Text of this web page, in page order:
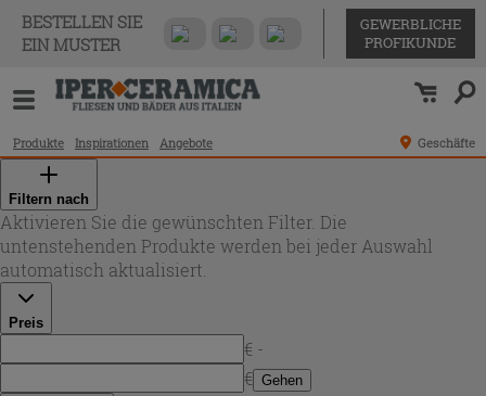
BESTELLEN SIE
EIN MUSTER
GEWERBLICHE
PROFIKUNDE
Produkte Inspirationen Angebote Geschäfte
Filtern nach
Aktivieren Sie die gewünschten Filter. Die
untenstehenden Produkte werden bei jeder Auswahl
automatisch aktualisiert.
Preis
€ -
€ Gehen